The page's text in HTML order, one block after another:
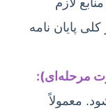
پایان نامه
مرحله‌ای):
معمولاً